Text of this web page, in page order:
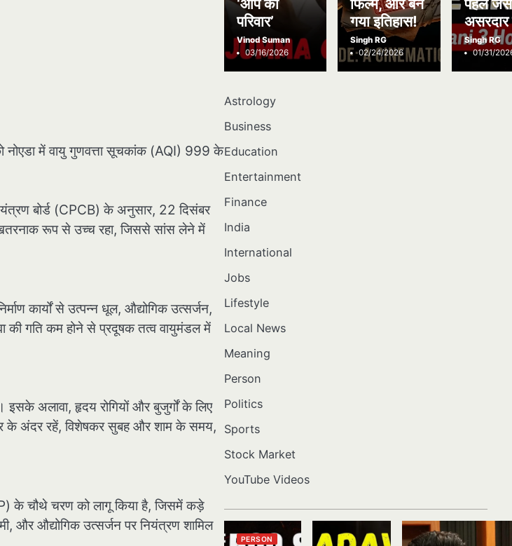
नोएडा में वायु गुणवत्ता सूचकांक (AQI) 999 के
बोर्ड (CPCB) के अनुसार, 22 दिसंबर
खतरनाक रूप से उच्च रहा, जिससे सांस लेने में
कार्यों से उत्पन्न धूल, औद्योगिक उत्सर्जन,
की गति कम होने से प्रदूषक तत्व वायुमंडल में
अलावा, हृदय रोगियों और बुजुर्गों के लिए
के अंदर रहें, विशेषकर सुबह और शाम के समय,
के चौथे चरण को लागू किया है, जिसमें कड़े
और औद्योगिक उत्सर्जन पर नियंत्रण शामिल
‘आप का
परिवार’
Vinod Suman
03/16/2026
फिल्में, और बन
गया इतिहास!
Singh RG
02/24/2026
पहले
असरदार
Singh RG
01/31/
Astrology
Business
Education
Entertainment
Finance
India
International
Jobs
Lifestyle
Local News
Meaning
Person
Politics
Sports
Stock Market
YouTube Videos
PERSON